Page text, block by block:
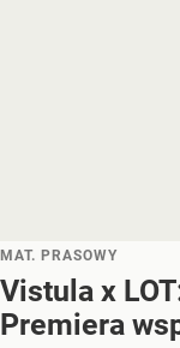
MAT. PRASOWY
Vistula x
Premiera